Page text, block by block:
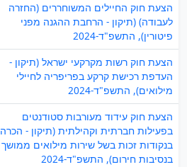
הצעת חוק החיילים המשוחררים (החזרה
לעבודה) (תיקון - הרחבת ההגנה מפני
פיטורין), התשפ"ד-2024
הצעת חוק רשות מקרקעי ישראל (תיקון -
העדפת רכישת קרקע בפריפריה לחיילי
מילואים), התשפ"ד-2024
הצעת חוק עידוד מעורבות סטודנטים
בפעילות חברתית וקהילתית (תיקון - הכרה
בנקודות זכות בשל שירות מילואים ממושך
בנסיבות חירום), התשפ"ד-2024